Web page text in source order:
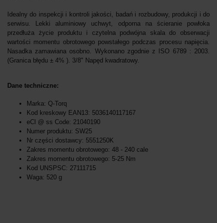
Idealny do inspekcji i kontroli jakości, badań i rozbudowy, produkcji i do
serwisu. Lekki aluminiowy uchwyt, odporna na ścieranie powłoka
przedłuża życie produktu i czytelna podwójna skala do obserwacji
wartości momentu obrotowego powstałego podczas procesu napięcia.
Nasadka zamawiana osobno. Wykonano zgodnie z ISO 6789 : 2003.
(Granica błędu ± 4% ). 3/8" Napęd kwadratowy.
Dane techniczne:
Marka: Q-Torq
Kod kreskowy EAN13: 5036140117167
eCl @ ss Code: 21040190
Numer produktu: SW25
Nr części dostawcy: 5551250K
Zakres momentu obrotowego: 48 - 240 cale
Zakres momentu obrotowego: 5-25 Nm
Kod UNSPSC: 27111715
Waga: 520 g